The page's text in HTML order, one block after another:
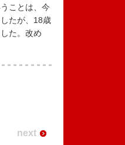
ことは、今
たが、18歳
た。改め
next